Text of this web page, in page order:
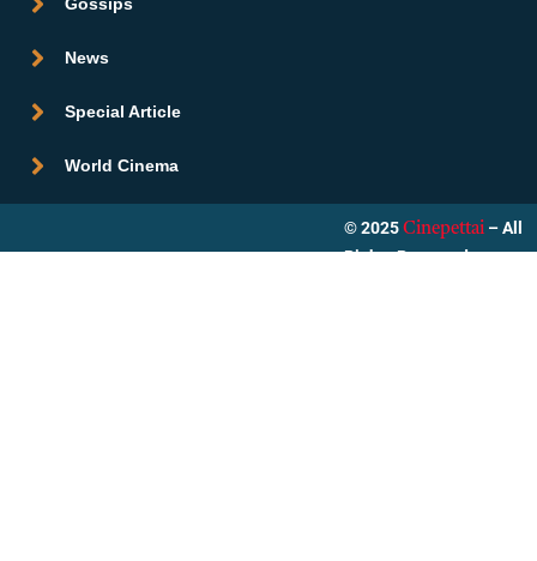
News
Special Article
World Cinema
© 2025 Cinepettai – All
Rights Reserved